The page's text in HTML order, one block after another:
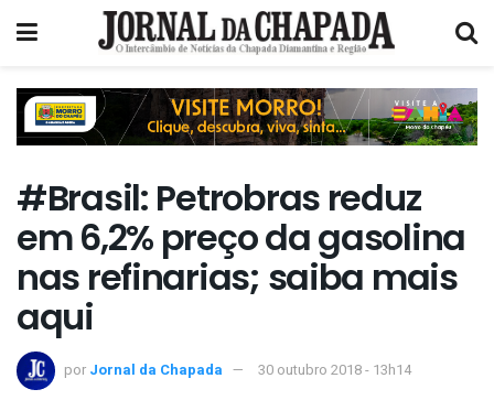
#Brasil: Petrobras reduz
em 6,2% preço da gasolina
nas refinarias; saiba mais
aqui
por Jornal da Chapada 30 outubro 2018 - 13h14